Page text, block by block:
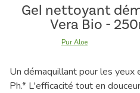
Gel nettoyant
Vera Bio -
Pur Aloe
Un démaquillant pour les
Ph.* L'efficacité tout en